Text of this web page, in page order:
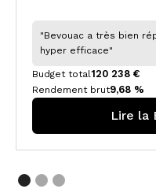
"Bevouac a très bien
hyper efficace"
Budget total120 238 €
Rendement brut9,68 %
Lire la